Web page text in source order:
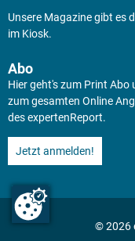
Unsere Magazine gibt es
im Kiosk.
Abo
Hier geht's zum Print Abo
zum gesamten Online
des expertenReport.
Jetzt anmelden!
© 2026